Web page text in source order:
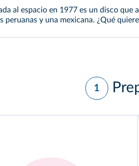
al espacio en 1977 es un disco que
peruanas y una mexicana. ¿Qué
1